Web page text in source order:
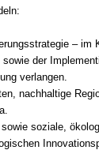
– im
der
verlangen.
nachhaltige
soziale,